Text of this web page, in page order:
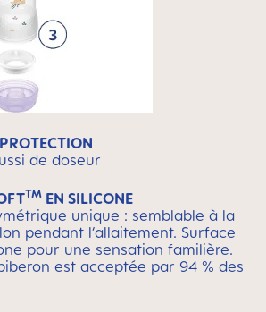
de doseur
TM EN SILICONE
unique : semblable à la
pendant l’allaitement. Surface
pour une sensation familière.
est acceptée par 94 % des